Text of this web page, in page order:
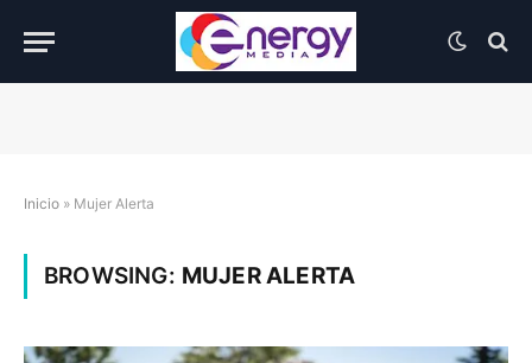
Inicio » Mujer Alerta
BROWSING: MUJER ALERTA